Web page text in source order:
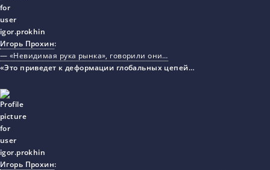
Игорь Прохин:
— «Невидимая рука рынка», говорили они…
«Это приведет к деформации глобальных цепей…
Игорь Прохин: